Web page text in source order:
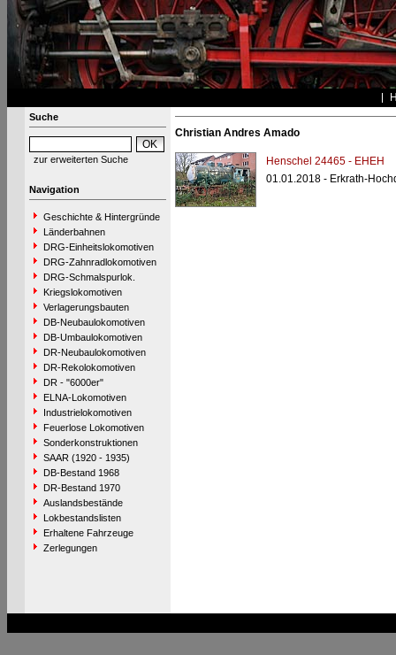
Suche
zur erweiterten Suche
Navigation
Geschichte & Hintergründe
Länderbahnen
DRG-Einheitslokomotiven
DRG-Zahnradlokomotiven
DRG-Schmalspurlok.
Kriegslokomotiven
Verlagerungsbauten
DB-Neubaulokomotiven
DB-Umbaulokomotiven
DR-Neubaulokomotiven
DR-Rekolokomotiven
DR - "6000er"
ELNA-Lokomotiven
Industrielokomotiven
Feuerlose Lokomotiven
Sonderkonstruktionen
SAAR (1920 - 1935)
DB-Bestand 1968
DR-Bestand 1970
Auslandsbestände
Lokbestandslisten
Erhaltene Fahrzeuge
Zerlegungen
Christian Andres Amado
Henschel 24465 - EHEH
01.01.2018 - Erkrath-